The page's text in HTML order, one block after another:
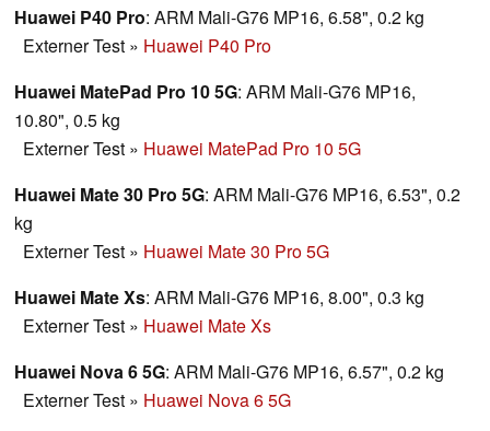
Huawei P40 Pro: ARM Mali-G76 MP16, 6.58", 0.2 kg
Externer Test » Huawei P40 Pro
Huawei MatePad Pro 10 5G: ARM Mali-G76 MP16,
10.80", 0.5 kg
Externer Test » Huawei MatePad Pro 10 5G
Huawei Mate 30 Pro 5G: ARM Mali-G76 MP16, 6.53", 0.2
kg
Externer Test » Huawei Mate 30 Pro 5G
Huawei Mate Xs: ARM Mali-G76 MP16, 8.00", 0.3 kg
Externer Test » Huawei Mate Xs
Huawei Nova 6 5G: ARM Mali-G76 MP16, 6.57", 0.2 kg
Externer Test » Huawei Nova 6 5G